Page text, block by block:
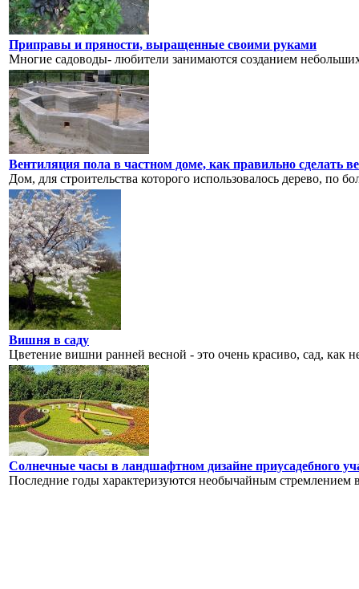
Приправы и пряности, выращенные своими руками
Многие садоводы- любители занимаются созданием
Вентиляция пола в частном доме, как правильно сделать
Дом, для строительства которого использовалось дерево, по
Вишня в саду
Цветение вишни ранней весной - это очень красиво, сад, как
Солнечные часы в ландшафтном дизайне приусадебного
Последние годы характеризуются необычайным стремлением